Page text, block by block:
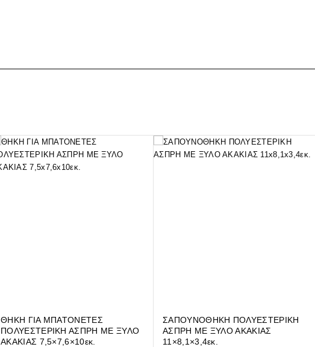
ΘΗΚΗ ΓΙΑ ΜΠΑΤΟΝΕΤΕΣ
ΠΟΛΥΕΣΤΕΡΙΚΗ ΑΣΠΡΗ ΜΕ ΞΥΛΟ
ΑΚΑΚΙΑΣ 7,5×7,6×10εκ.
ΣΑΠΟΥΝΟΘΗΚΗ ΠΟΛΥΕΣΤΕΡΙΚΗ
ΑΣΠΡΗ ΜΕ ΞΥΛΟ ΑΚΑΚΙΑΣ
11×8,1×3,4εκ.